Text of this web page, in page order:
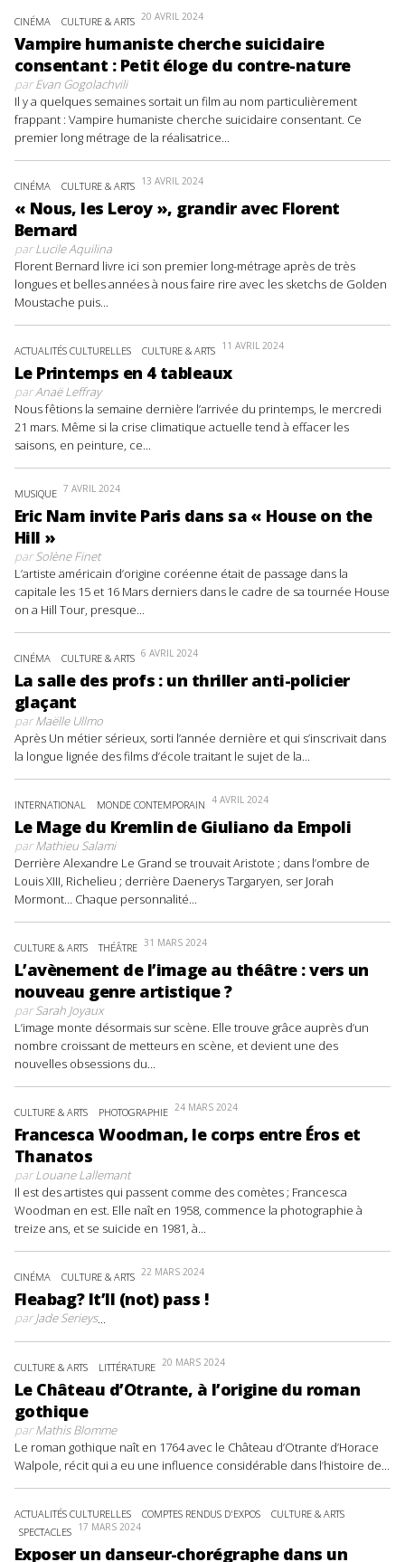
CINÉMA CULTURE & ARTS 20 AVRIL 2024
Vampire humaniste cherche suicidaire
consentant : Petit éloge du contre-nature
parEvan Gogolachvili
Il y a quelques semaines sortait un film au nom particulièrement
frappant : Vampire humaniste cherche suicidaire consentant. Ce
premier long métrage de la réalisatrice...
CINÉMA CULTURE & ARTS 13 AVRIL 2024
« Nous, les Leroy », grandir avec Florent
Bernard
parLucile Aquilina
Florent Bernard livre ici son premier long-métrage après de très
longues et belles années à nous faire rire avec les sketchs de Golden
Moustache puis...
ACTUALITÉS CULTURELLES CULTURE & ARTS 11 AVRIL 2024
Le Printemps en 4 tableaux
parAnaë Leffray
Nous fêtions la semaine dernière l’arrivée du printemps, le mercredi
21 mars. Même si la crise climatique actuelle tend à effacer les
saisons, en peinture, ce...
MUSIQUE 7 AVRIL 2024
Eric Nam invite Paris dans sa « House on the
Hill »
parSolène Finet
L’artiste américain d’origine coréenne était de passage dans la
capitale les 15 et 16 Mars derniers dans le cadre de sa tournée House
on a Hill Tour, presque...
CINÉMA CULTURE & ARTS 6 AVRIL 2024
La salle des profs : un thriller anti-policier
glaçant
parMaëlle Ullmo
Après Un métier sérieux, sorti l’année dernière et qui s’inscrivait dans
la longue lignée des films d’école traitant le sujet de la...
INTERNATIONAL MONDE CONTEMPORAIN 4 AVRIL 2024
Le Mage du Kremlin de Giuliano da Empoli
parMathieu Salami
Derrière Alexandre Le Grand se trouvait Aristote ; dans l’ombre de
Louis XIII, Richelieu ; derrière Daenerys Targaryen, ser Jorah
Mormont… Chaque personnalité...
CULTURE & ARTS THÉÂTRE 31 MARS 2024
L’avènement de l’image au théâtre : vers un
nouveau genre artistique ?
parSarah Joyaux
L’image monte désormais sur scène. Elle trouve grâce auprès d’un
nombre croissant de metteurs en scène, et devient une des
nouvelles obsessions du...
CULTURE & ARTS PHOTOGRAPHIE 24 MARS 2024
Francesca Woodman, le corps entre Éros et
Thanatos
parLouane Lallemant
Il est des artistes qui passent comme des comètes ; Francesca
Woodman en est. Elle naît en 1958, commence la photographie à
treize ans, et se suicide en 1981, à...
CINÉMA CULTURE & ARTS 22 MARS 2024
Fleabag? It’ll (not) pass !
parJade Serieys...
CULTURE & ARTS LITTÉRATURE 20 MARS 2024
Le Château d’Otrante, à l’origine du roman
gothique
parMathis Blomme
Le roman gothique naît en 1764 avec le Château d’Otrante d’Horace
Walpole, récit qui a eu une influence considérable dans l’histoire de...
ACTUALITÉS CULTURELLES COMPTES RENDUS D'EXPOS
CULTURE & ARTS
SPECTACLES 17 MARS 2024
Exposer un danseur-chorégraphe dans un